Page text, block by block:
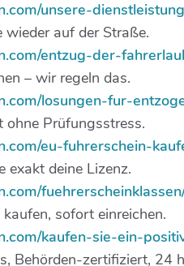
unsere-
wieder auf der Straße.
entzug-der-
– wir regeln das.
losungen-fur-
ohne Prüfungsstress.
eu-fuhrerschein-
exakt deine Lizenz.
sofort einreichen.
kaufen-sie-ein-
Behörden-zertifiziert, 24